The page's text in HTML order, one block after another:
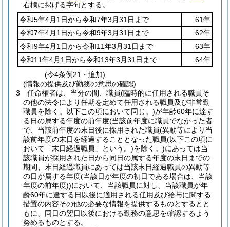
右欄に掲げる字句とする。
令和5年4月1日から令和7年3月31日まで
61年
令和7年4月1日から令和9年3月31日まで
62年
令和9年4月1日から令和11年3月31日まで
63年
令和11年4月1日から令和13年3月31日まで
64年
(令4条例21・追加)
(情報の提供及び勤務の意思の確認)
3
任命権者は、当分の間、職員(臨時的に任用される職員そ
の他の法令により任期を定めて任用される職員及び非常勤
職員を除く。以下この項において同じ。)が年齢60年に達す
る日の属する年度の前年度(当該前年度に職員でなかった者
で、当該前年度の末日後に採用された職員(異動等により当
該前年度の末日を経過することとなった職員(以下この項に
おいて「末日経過職員」という。)を除く。)にあっては当
該職員が採用された日から同日の属する年度の末日までの
期間、末日経過職員にあっては当該末日経過職員の異動等
の日が属する年度(当該日が年度の初日である場合は、当該
年度の前年度))において、当該職員に対し、当該職員が年
齢60年に達する日以後に適用される任用及び給与に関する
措置の内容その他の必要な情報を提供するものとするとと
もに、同日の翌日以後における勤務の意思を確認するよう
努めるものとする。